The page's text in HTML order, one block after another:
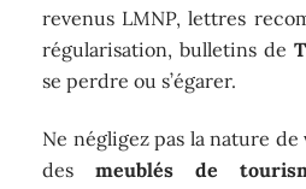
revenus LMNP, lettres
régularisation, bulletins de
se perdre ou s’égarer.
Ne négligez pas la nature de
desmeublés de